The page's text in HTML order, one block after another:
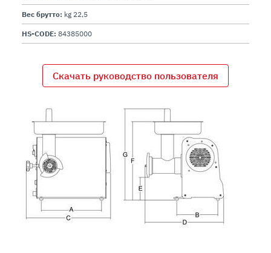
Вес брутто: kg 22,5
HS-CODE: 84385000
Скачать руководство пользователя